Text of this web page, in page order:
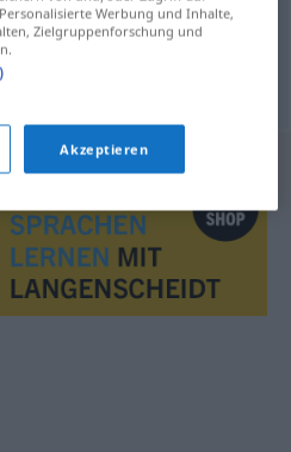
Werbung und Inhalte,
Zielgruppenforschung und
Akzeptieren